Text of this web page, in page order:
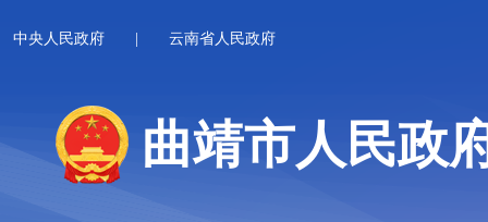
中央人民政府 云南省人民政府
曲靖市人民政